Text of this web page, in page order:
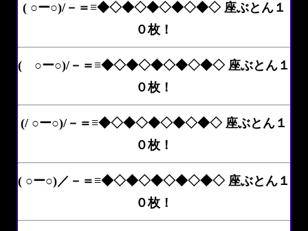
( ○ー○)/－＝≡◆◇◆◇◆◇◆◇◆◇ 座ぶとん１
０枚！
( ○ー○)/－＝≡◆◇◆◇◆◇◆◇◆◇ 座ぶとん１
０枚！
(/ ○ー○)/－＝≡◆◇◆◇◆◇◆◇◆◇ 座ぶとん１
０枚！
( ○ー○)／－＝≡◆◇◆◇◆◇◆◇◆◇ 座ぶとん１
０枚！